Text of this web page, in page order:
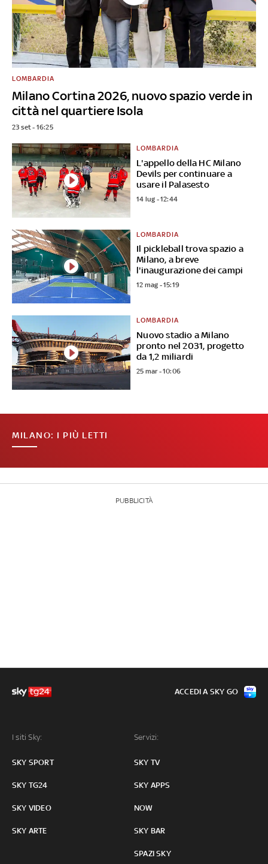
Milano Cortina 2026, nuovo spazio verde in
città nel quartiere Isola
LOMBARDIA
23 set - 16:25
L'appello della HC Milano
Devils per continuare a
usare il Palasesto
LOMBARDIA
14 lug - 12:44
Il pickleball trova spazio a
Milano, a breve
l'inaugurazione dei campi
LOMBARDIA
12 mag - 15:19
Nuovo stadio a Milano
pronto nel 2031, progetto
da 1,2 miliardi
LOMBARDIA
25 mar - 10:06
MILANO: I PIÙ LETTI
PUBBLICITÀ
I siti Sky:
SKY SPORT
SKY TG24
SKY VIDEO
SKY ARTE
Servizi:
SKY TV
SKY APPS
NOW
SKY BAR
SPAZI SKY
ACCEDI A SKY GO